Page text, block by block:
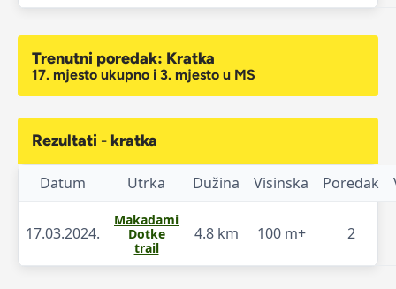
Trenutni poredak: Kratka
17. mjesto ukupno i 3. mjesto u MS
Rezultati - kratka
Datum Utrka Dužina Visinska Poredak
17.03.2024.
Makadami
Dotke
trail
4.8 km 100 m+ 2